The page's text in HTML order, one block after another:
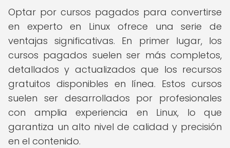
Optar por cursos pagados para convertirse
en experto en Linux ofrece una serie de
ventajas significativas. En primer lugar, los
cursos pagados suelen ser más completos,
detallados y actualizados que los recursos
gratuitos disponibles en línea. Estos cursos
suelen ser desarrollados por profesionales
con amplia experiencia en Linux, lo que
garantiza un alto nivel de calidad y precisión
en el contenido.